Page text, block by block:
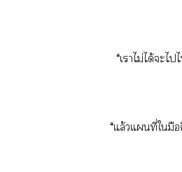
“เาไม่ได้ะไ
“แล้วแที่ใมือ